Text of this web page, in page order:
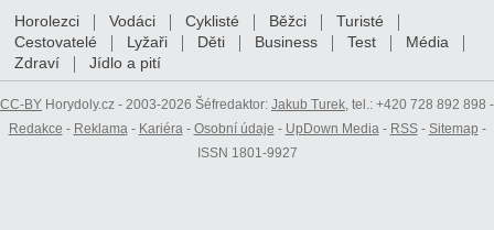
Horolezci Vodáci Cyklisté Běžci
Turisté
Cestovatelé
Lyžaři Děti Business Test
Média
Zdraví
Jídlo a pití
CC-BY Horydoly.cz - 2003-2026 Šéfredaktor: Jakub Turek, tel.: +420 728 892 898 -
Redakce - Reklama- Kariéra- Osobní údaje - UpDown Media- RSS- Sitemap -
ISSN 1801-9927